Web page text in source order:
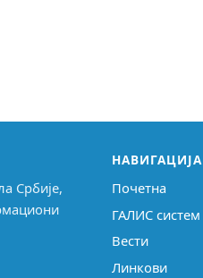
Србије,
НАВИГАЦИЈА
Почетна
ГАЛИС систем
Вести
Линкови